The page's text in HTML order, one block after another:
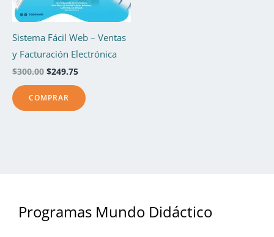
Sistema Fácil Web – Ventas
y Facturación Electrónica
$300.00 $249.75
COMPRAR
Programas Mundo Didáctico